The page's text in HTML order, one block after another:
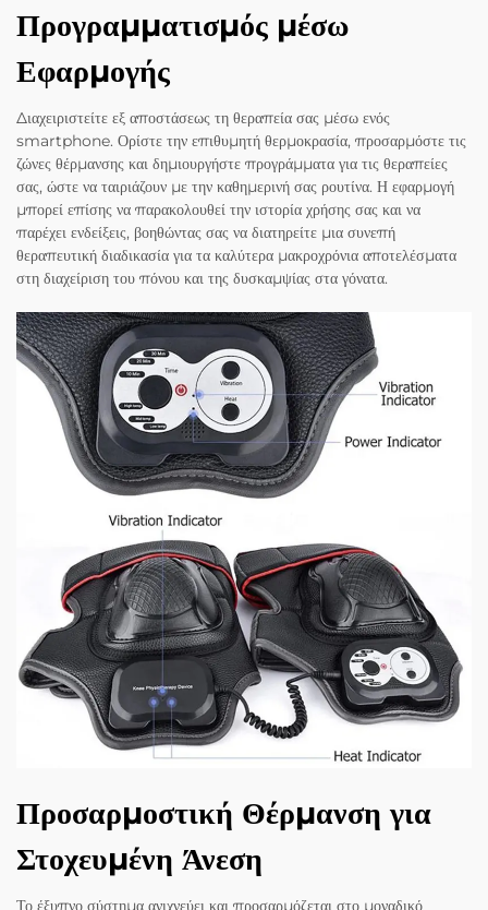
Προγραμματισμός μέσω
Εφαρμογής
Διαχειριστείτε εξ αποστάσεως τη θεραπεία σας μέσω ενός
smartphone. Ορίστε την επιθυμητή θερμοκρασία, προσαρμόστε τις
ζώνες θέρμανσης και δημιουργήστε προγράμματα για τις θεραπείες
σας, ώστε να ταιριάζουν με την καθημερινή σας ρουτίνα. Η εφαρμογή
μπορεί επίσης να παρακολουθεί την ιστορία χρήσης σας και να
παρέχει ενδείξεις, βοηθώντας σας να διατηρείτε μια συνεπή
θεραπευτική διαδικασία για τα καλύτερα μακροχρόνια αποτελέσματα
στη διαχείριση του πόνου και της δυσκαμψίας στα γόνατα.
Προσαρμοστική Θέρμανση για
Στοχευμένη Άνεση
Το έξυπνο σύστημα ανιχνεύει και προσαρμόζεται στο μοναδικό